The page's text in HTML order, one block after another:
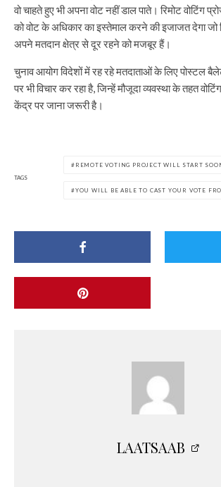
वो चाहते हुए भी अपना वोट नहीं डाल पाते। रिमोट वोटिंग
को वोट के अधिकार का इस्तेमाल करने की इजाजत देगा
अपने मतदान क्षेत्र से दूर रहने को मजबूर हैं।
चुनाव आयोग विदेशों में रह रहे मतदाताओं के लिए पोस्टल
पर भी विचार कर रहा है, जिन्हें मौजूदा व्यवस्था के तहत
केंद्र पर जाना जरूरी है।
TAGS
REMOTE VOTING PROJECT WILL START
YOU WILL BE ABLE TO CAST YOUR VOTE
LAATSAAB